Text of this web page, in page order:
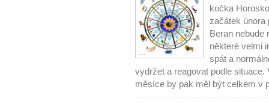
kočka
začátek února
Beran nebude
některé velmi
spát a
vydržet a reagovat podle
měsíce by pak měl být celkem v